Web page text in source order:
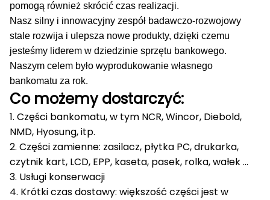
pomogą również skrócić czas realizacji.
Nasz silny i innowacyjny zespół badawczo-rozwojowy
stale rozwija i ulepsza nowe produkty, dzięki czemu
jesteśmy liderem w dziedzinie sprzętu bankowego.
Naszym celem było wyprodukowanie własnego
bankomatu za rok.
Co możemy dostarczyć:
1. Części bankomatu, w tym NCR, Wincor, Diebold,
NMD, Hyosung, itp.
2. Części zamienne: zasilacz, płytka PC, drukarka,
czytnik kart, LCD, EPP, kaseta, pasek, rolka, wałek ...
3. Usługi konserwacji
4. Krótki czas dostawy: większość części jest w